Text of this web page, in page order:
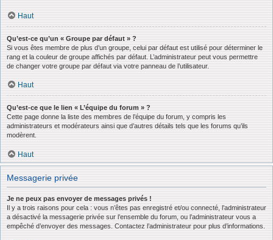
Haut
Qu’est-ce qu’un « Groupe par défaut » ?
Si vous êtes membre de plus d’un groupe, celui par défaut est utilisé pour déterminer le
rang et la couleur de groupe affichés par défaut. L’administrateur peut vous permettre
de changer votre groupe par défaut via votre panneau de l’utilisateur.
Haut
Qu’est-ce que le lien « L’équipe du forum » ?
Cette page donne la liste des membres de l’équipe du forum, y compris les
administrateurs et modérateurs ainsi que d’autres détails tels que les forums qu’ils
modèrent.
Haut
Messagerie privée
Je ne peux pas envoyer de messages privés !
Il y a trois raisons pour cela : vous n’êtes pas enregistré et/ou connecté, l’administrateur
a désactivé la messagerie privée sur l’ensemble du forum, ou l’administrateur vous a
empêché d’envoyer des messages. Contactez l’administrateur pour plus d’informations.